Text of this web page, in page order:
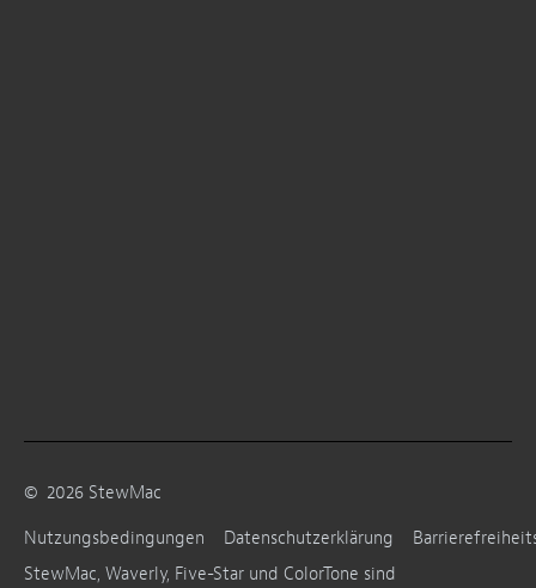
© 2026 StewMac
Nutzungsbedingungen
Datenschutzerklärung
StewMac, Waverly, Five-Star und ColorTone sind